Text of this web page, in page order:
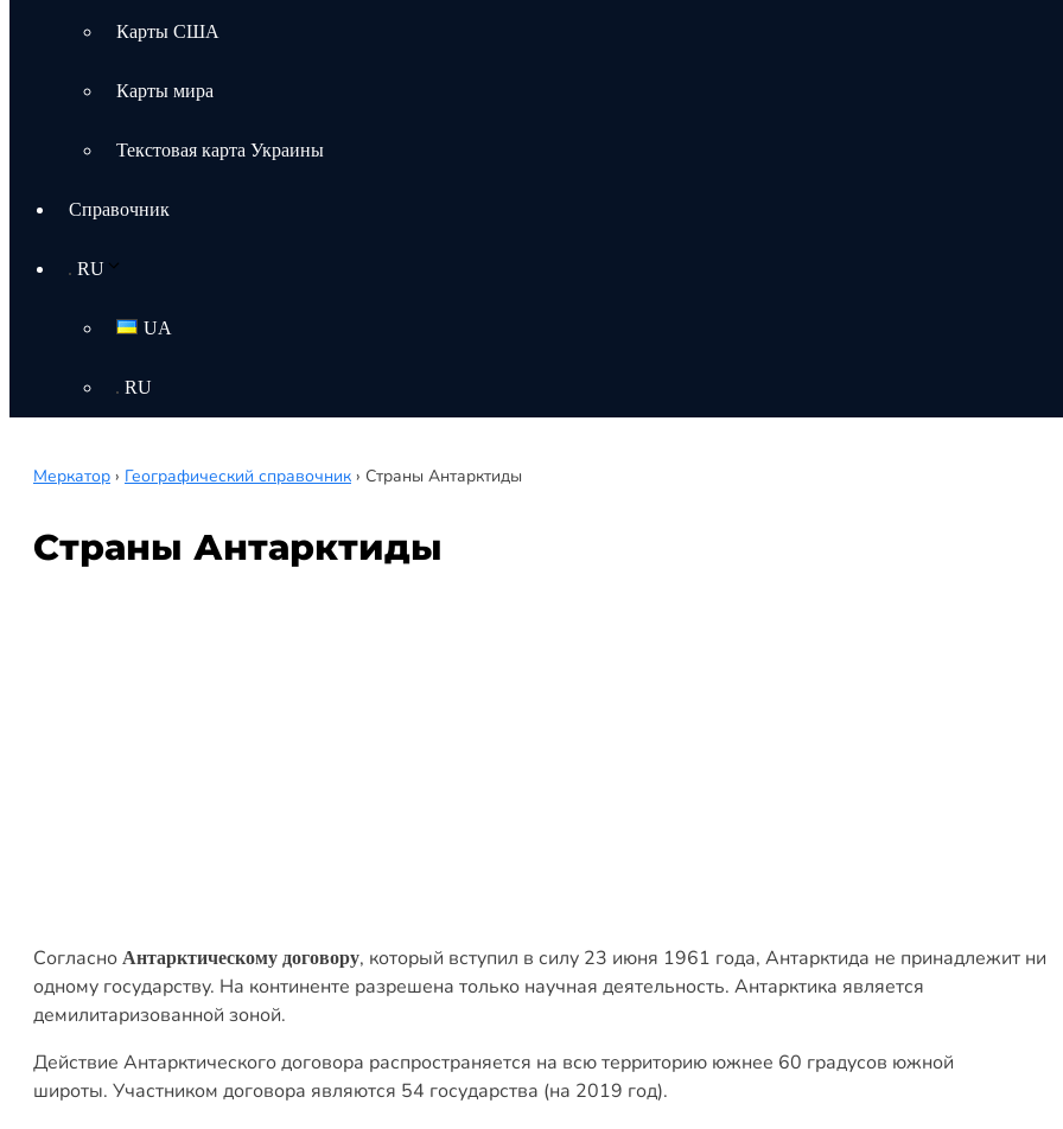
Карты США
Карты мира
Текстовая карта Украины
Справочник
RU
UA
RU
Меркатор › Географический справочник › Страны Антарктиды
Страны Антарктиды
Согласно Антарктическому договору, который вступил в силу 23 июня 1961 года, Антарктида не принадлежит ни
одному государству. На континенте разрешена только научная деятельность. Антарктика является
демилитаризованной зоной.
Действие Антарктического договора распространяется на всю территорию южнее 60 градусов южной
широты. Участником договора являются 54 государства (на 2019 год).